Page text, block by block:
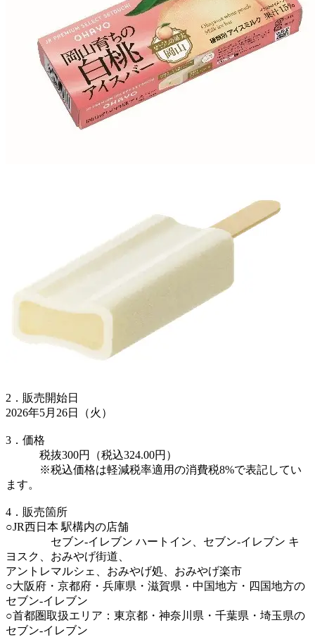
2．販売開始日
2026年5月26日（火）
3．価格
税抜300円（税込324.00円）
※税込価格は軽減税率適用の消費税8%で表記してい
ます。
4．販売箇所
○JR西日本 駅構内の店舗
セブン‐イレブン ハートイン、セブン‐イレブン キ
ヨスク、おみやげ街道、
アントレマルシェ、おみやげ処、おみやげ楽市
○大阪府・京都府・兵庫県・滋賀県・中国地方・四国地方の
セブン‐イレブン
○首都圏取扱エリア：東京都・神奈川県・千葉県・埼玉県の
セブン-イレブン